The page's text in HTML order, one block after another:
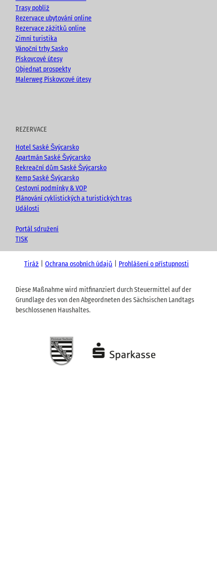
m
Trasy poblíž
Rezervace ubytování online
Rezervace zážitků online
Zimní turistika
Vánoční trhy Sasko
Pískovcové útesy
Objednat prospekty
Malerweg Pískovcové útesy
REZERVACE
Hotel Saské Švýcarsko
Apartmán Saské Švýcarsko
Rekreační dům Saské Švýcarsko
Kemp Saské Švýcarsko
Cestovní podmínky & VOP
Plánování cyklistických a turistických tras
Události
Portál sdružení
TISK
Tiráž Ochrana osobních údajů Prohlášení o přístupnosti
Diese Maßnahme wird mitfinanziert durch Steuermittel auf der
Grundlage des von den Abgeordneten des Sächsischen Landtags
beschlossenen Haushaltes.